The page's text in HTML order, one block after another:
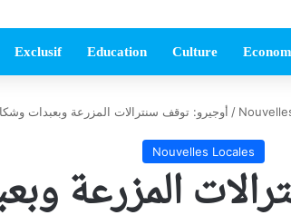
Culture
Education
Exclusif
/ أوجيرو: توقف سنترالات المزرعة وبعبدات وشكا
Nouvelles Locales
المزرعة